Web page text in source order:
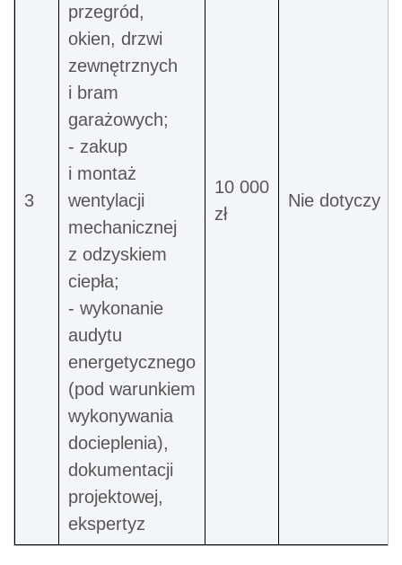
3
przegród,
okien, drzwi
zewnętrznych
i bram
garażowych;
- zakup
i montaż
wentylacji
mechanicznej
z odzyskiem
ciepła;
- wykonanie
audytu
energetycznego
(pod warunkiem
wykonywania
docieplenia),
dokumentacji
projektowej,
ekspertyz
10 000
zł
Nie dotyczy